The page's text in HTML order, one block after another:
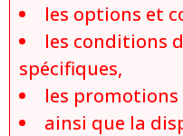
les options et
les conditions
spécifiques,
les
ainsi que la